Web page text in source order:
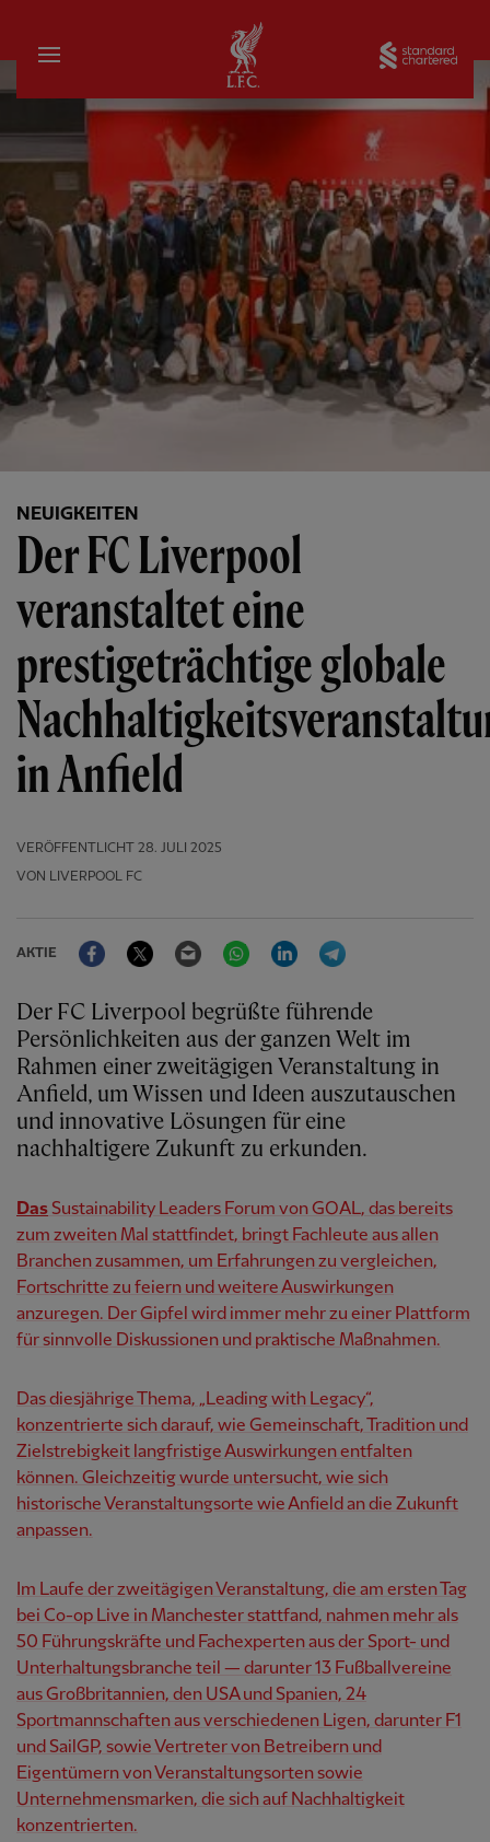
Startseite
NEUIGKEITEN
Der FC Liverpool
veranstaltet eine
prestigeträchtige globale
in Anfield
VERÖFFENTLICHT
28. JULI 2025
VON LIVERPOOL FC
AKTIE
FacebookTwitter Email WhatsAppLinkedIn
Der FC Liverpool begrüßte führende
Persönlichkeiten aus der ganzen Welt im
Rahmen einer zweitägigen Veranstaltung in
Anfield, um Wissen und Ideen auszutauschen
und innovative Lösungen für eine
nachhaltigere Zukunft zu erkunden.
Das Sustainability Leaders Forum von GOAL, das bereits
zum zweiten Mal stattfindet, bringt Fachleute aus allen
Branchen zusammen, um Erfahrungen zu vergleichen,
Fortschritte zu feiern und weitere Auswirkungen
anzuregen. Der Gipfel wird immer mehr zu einer Plattform
für sinnvolle Diskussionen und praktische Maßnahmen.
Das diesjährige Thema, „Leading with Legacy“,
konzentrierte sich darauf, wie Gemeinschaft, Tradition und
Zielstrebigkeit langfristige Auswirkungen entfalten
können. Gleichzeitig wurde untersucht, wie sich
historische Veranstaltungsorte wie Anfield an die Zukunft
anpassen.
Im Laufe der zweitägigen Veranstaltung, die am ersten Tag
bei Co-op Live in Manchester stattfand, nahmen mehr als
50 Führungskräfte und Fachexperten aus der Sport- und
Unterhaltungsbranche teil — darunter 13 Fußballvereine
aus Großbritannien, den USA und Spanien, 24
Sportmannschaften aus verschiedenen Ligen, darunter F1
und SailGP, sowie Vertreter von Betreibern und
Eigentümern von Veranstaltungsorten sowie
Unternehmensmarken, die sich auf Nachhaltigkeit
konzentrierten.